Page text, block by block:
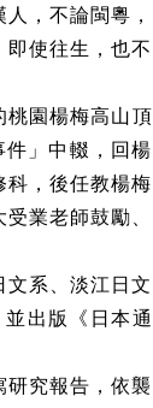
，不論閩粵，
使往生，也不
桃園楊梅高山頂
」中輟，回楊
，後任教楊梅
業老師鼓勵、
系、淡江日文
出版《日本通
究報告，依襲